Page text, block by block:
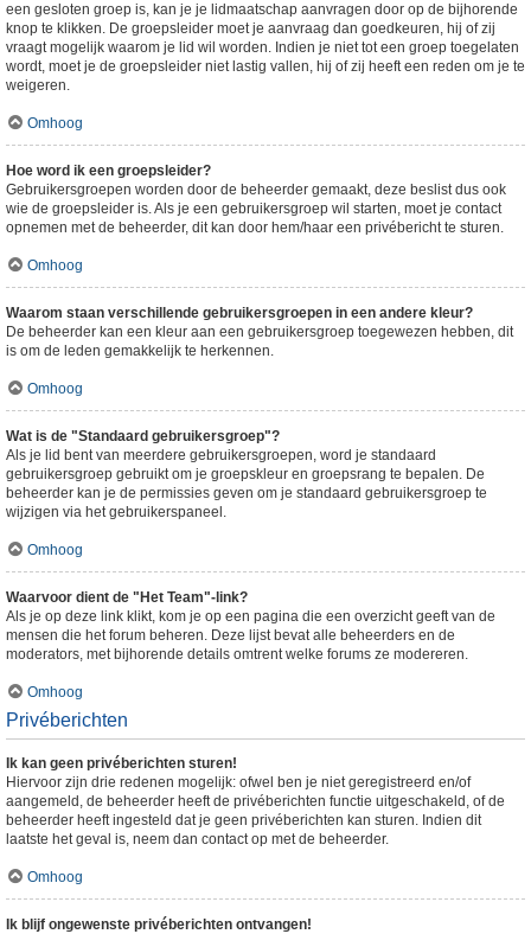
een gesloten groep is, kan je je lidmaatschap aanvragen door op de bijhorende
knop te klikken. De groepsleider moet je aanvraag dan goedkeuren, hij of zij
vraagt mogelijk waarom je lid wil worden. Indien je niet tot een groep toegelaten
wordt, moet je de groepsleider niet lastig vallen, hij of zij heeft een reden om je te
weigeren.
Omhoog
Hoe word ik een groepsleider?
Gebruikersgroepen worden door de beheerder gemaakt, deze beslist dus ook
wie de groepsleider is. Als je een gebruikersgroep wil starten, moet je contact
opnemen met de beheerder, dit kan door hem/haar een privébericht te sturen.
Omhoog
Waarom staan verschillende gebruikersgroepen in een andere kleur?
De beheerder kan een kleur aan een gebruikersgroep toegewezen hebben, dit
is om de leden gemakkelijk te herkennen.
Omhoog
Wat is de "Standaard gebruikersgroep"?
Als je lid bent van meerdere gebruikersgroepen, word je standaard
gebruikersgroep gebruikt om je groepskleur en groepsrang te bepalen. De
beheerder kan je de permissies geven om je standaard gebruikersgroep te
wijzigen via het gebruikerspaneel.
Omhoog
Waarvoor dient de "Het Team"-link?
Als je op deze link klikt, kom je op een pagina die een overzicht geeft van de
mensen die het forum beheren. Deze lijst bevat alle beheerders en de
moderators, met bijhorende details omtrent welke forums ze modereren.
Omhoog
Privéberichten
Ik kan geen privéberichten sturen!
Hiervoor zijn drie redenen mogelijk: ofwel ben je niet geregistreerd en/of
aangemeld, de beheerder heeft de privéberichten functie uitgeschakeld, of de
beheerder heeft ingesteld dat je geen privéberichten kan sturen. Indien dit
laatste het geval is, neem dan contact op met de beheerder.
Omhoog
Ik blijf ongewenste privéberichten ontvangen!